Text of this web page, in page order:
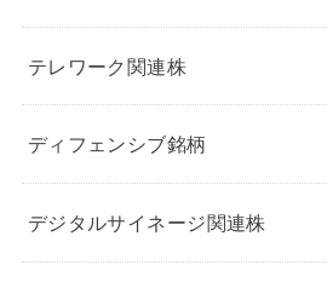
テレワーク関連株
ディフェンシブ銘柄
デジタルサイネージ関連株